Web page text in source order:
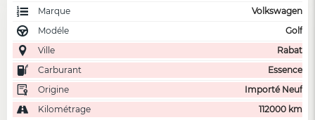
Marque
Volkswagen
Modéle
Golf
Ville
Rabat
Carburant
Essence
Origine
Importé Neuf
Kilométrage
112000 km